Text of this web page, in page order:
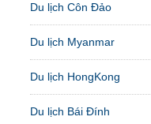
Du lịch Côn Đảo
Du lịch Myanmar
Du lịch HongKong
Du lịch Bái Đính